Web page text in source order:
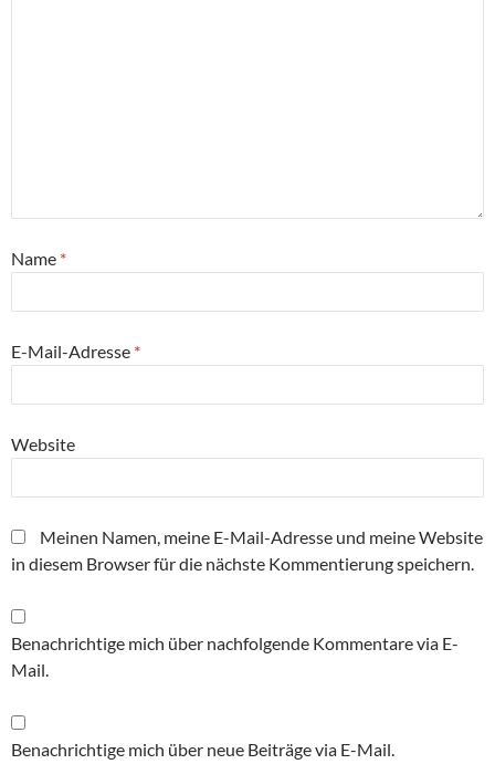
Name *
E-Mail-Adresse *
Website
Meinen Namen, meine E-Mail-Adresse und meine Website
in diesem Browser für die nächste Kommentierung speichern.
Benachrichtige mich über nachfolgende Kommentare via E-
Mail.
Benachrichtige mich über neue Beiträge via E-Mail.